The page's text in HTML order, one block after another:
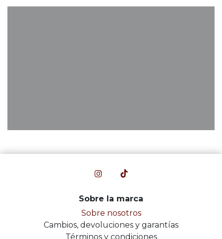
Sobre la marca
Sobre nosotros
Cambios, devoluciones y garantías
Términos y condiciones